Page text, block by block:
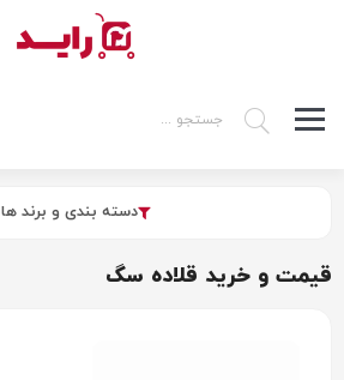
دسته بندی و برند ها
قیمت و خرید قلاده سگ